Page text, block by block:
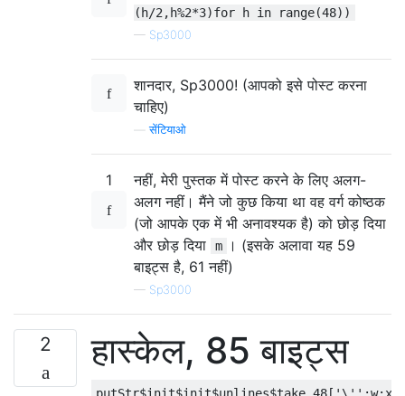
(h/2,h%2*3)for h in range(48))
— Sp3000
शानदार, Sp3000! (आपको इसे पोस्ट करना
चाहिए)
—सेंटियाओ
1
नहीं, मेरी पुस्तक में पोस्ट करने के लिए अलग-
अलग नहीं। मैंने जो कुछ किया था वह वर्ग कोष्ठक
(जो आपके एक में भी अनावश्यक है) को छोड़ दिया
और छोड़ दिया
m
। (इसके अलावा यह 59
बाइट्स है, 61 नहीं)
— Sp3000
2 हास्केल, 85 बाइट्स